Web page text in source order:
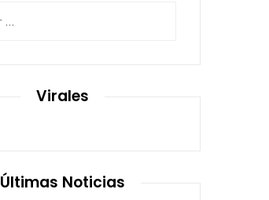
Virales
Últimas Noticias